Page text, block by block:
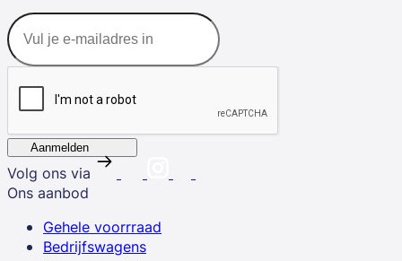
Aanmelden
Volg ons via
Ons aanbod
Gehele voorrraad
Bedrijfswagens